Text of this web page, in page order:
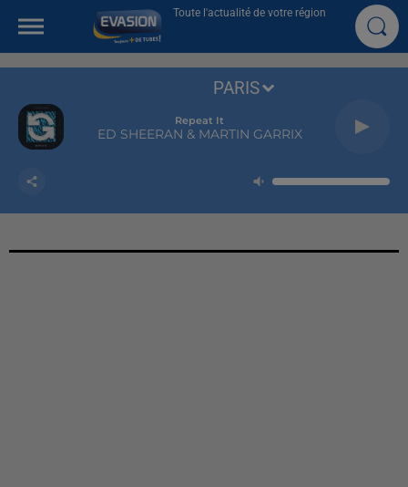
Toute l'actualité de votre région
Repeat It
ED SHEERAN & MARTIN GARRIX
PARIS